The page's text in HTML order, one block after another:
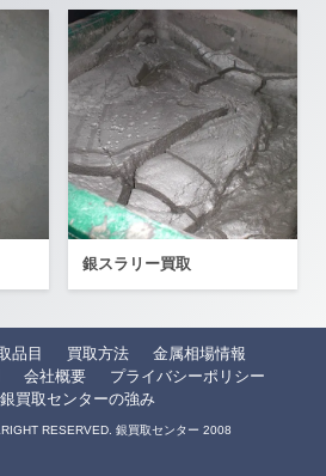
銀スラリー買取
品目 買取方法
金属相場情報
会社概要
プライバシーポリシー
銀買取センターの強み
RESERVED. 銀買取センター 2008